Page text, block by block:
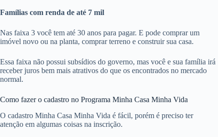
Famílias com renda de até 7 mil
Nas faixa 3 você tem até 30 anos para pagar. E pode comprar um
imóvel novo ou na planta, comprar terreno e construir sua casa.
Essa faixa não possui subsídios do governo, mas você e sua família irá
receber juros bem mais atrativos do que os encontrados no mercado
normal.
Como fazer o cadastro no Programa Minha Casa Minha Vida
O cadastro Minha Casa Minha Vida é fácil, porém é preciso ter
atenção em algumas coisas na inscrição.